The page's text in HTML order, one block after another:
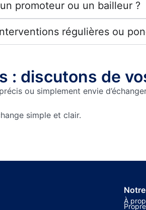
promoteur ou un bailleur ?
régulières ou
: discutons de
ou simplement envie
simple et clair.
À